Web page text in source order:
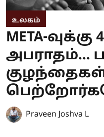
உலகம்
META-வுக்கு
அபராதம்...
Praveen Joshva L